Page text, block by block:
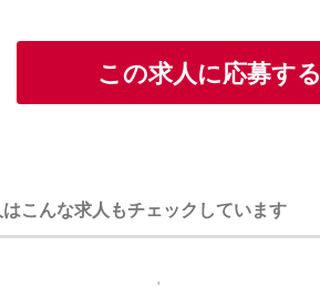
この求人に応募する
こんな求人もチェックしています